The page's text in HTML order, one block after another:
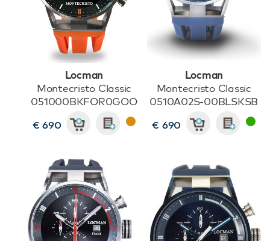
Locman
Montecristo Classic
051000BKFOR0GOO
€ 690
Locman
Montecristo Classic
0510A02S-00BLSKSB
€ 690